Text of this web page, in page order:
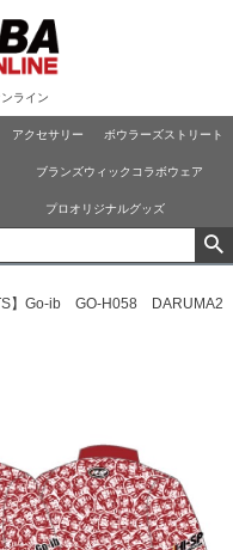
ライン
アクセサリー ボウラーズストリート
ブランズウィックコラボウェア
プロオリジナルグッズ
】Go-ib GO-H058 DARUMA2